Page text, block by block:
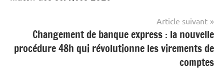
Article suivant
Changement de banque express : la nouvelle
procédure 48h qui révolutionne les virements de
comptes